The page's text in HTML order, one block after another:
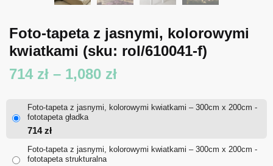
Foto-tapeta z jasnymi, kolorowymi
kwiatkami (sku: rol/610041-f)
714 zł – 1,080 złZakres
714 zł
Foto-tapeta z jasnymi, kolorowymi kwiatkami – 300cm x 200cm -
fototapeta gładka
714zł
Foto-tapeta z jasnymi, kolorowymi kwiatkami – 300cm x 200cm -
fototapeta strukturalna